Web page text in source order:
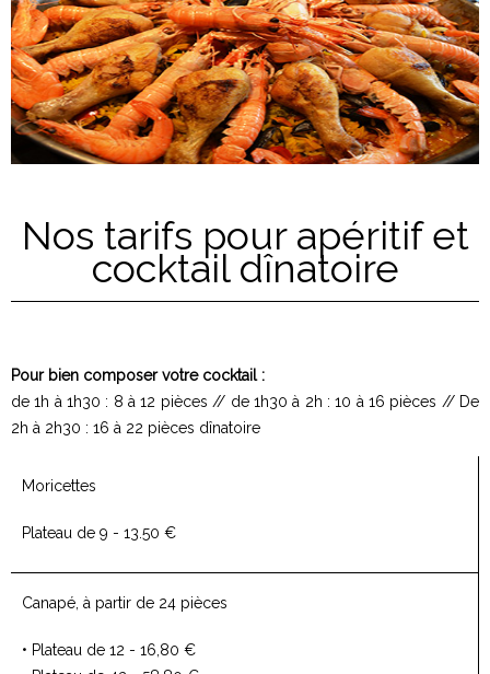
Nos tarifs pour apéritif et
cocktail dînatoire
Pour bien composer votre cocktail :
de 1h à 1h30 : 8 à 12 pièces // de 1h30 à 2h : 10 à 16 pièces // De
2h à 2h30 : 16 à 22 pièces dînatoire
Moricettes
Plateau de 9 - 13.50 €
Canapé, à partir de 24 pièces
• Plateau de 12 - 16,80 €